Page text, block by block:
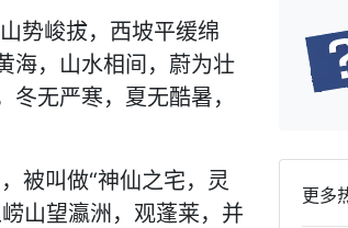
势峻拔，西坡平缓绵
海，山水相间，蔚为壮
无严寒，夏无酷暑，
被叫做“神仙之宅，灵
山望瀛洲，观蓬莱，并
更多